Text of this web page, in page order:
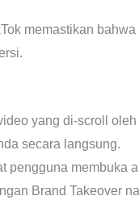
memastikan
yang di-scroll
secara langsung.
pengguna membuka
Brand Takeover